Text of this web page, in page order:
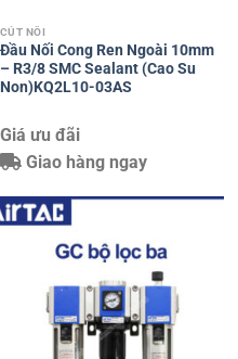
CÚT NỐI
Đầu Nối Cong Ren Ngoài 10mm
– R3/8 SMC Sealant (Cao Su
Non)KQ2L10-03AS
Giá ưu đãi
Giao hàng ngay